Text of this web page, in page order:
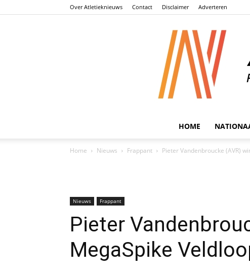
Over Atletieknieuws Contact Disclaimer Adverteren
HOME
Home Nieuws Frappant Pieter Vandenbroucke (AVR)
Nieuws Frappant
Pieter
MegaSpike